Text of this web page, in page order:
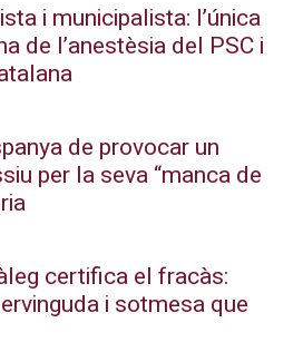
i municipalista: l’única
de l’anestèsia del PSC i
de provocar un
per la seva “manca de
certifica el fracàs:
i sotmesa que